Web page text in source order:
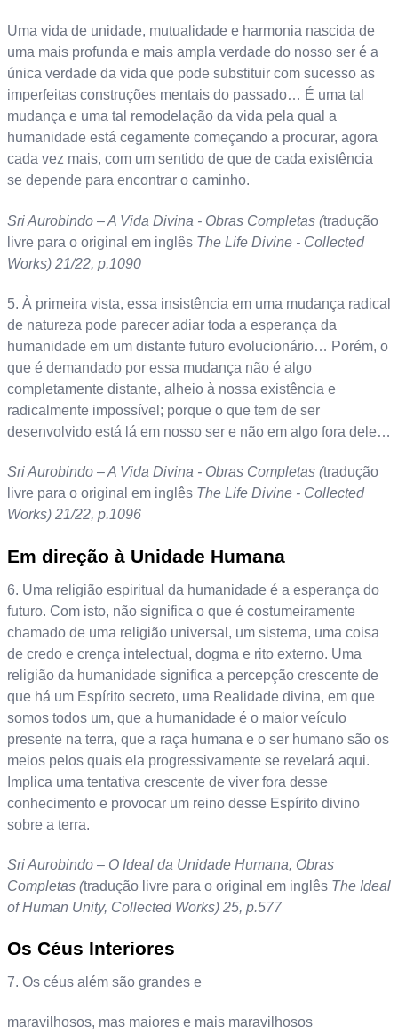
Uma vida de unidade, mutualidade e harmonia nascida de
uma mais profunda e mais ampla verdade do nosso ser é a
única verdade da vida que pode substituir com sucesso as
imperfeitas construções mentais do passado… É uma tal
mudança e uma tal remodelação da vida pela qual a
humanidade está cegamente começando a procurar, agora
cada vez mais, com um sentido de que de cada existência
se depende para encontrar o caminho.
Sri Aurobindo – A Vida Divina - Obras Completas (tradução
livre para o original em inglês The Life Divine - Collected
Works) 21/22, p.1090
5. À primeira vista, essa insistência em uma mudança radical
de natureza pode parecer adiar toda a esperança da
humanidade em um distante futuro evolucionário… Porém, o
que é demandado por essa mudança não é algo
completamente distante, alheio à nossa existência e
radicalmente impossível; porque o que tem de ser
desenvolvido está lá em nosso ser e não em algo fora dele…
Sri Aurobindo – A Vida Divina - Obras Completas (tradução
livre para o original em inglês The Life Divine - Collected
Works) 21/22, p.1096
Em direção à Unidade Humana
6. Uma religião espiritual da humanidade é a esperança do
futuro. Com isto, não significa o que é costumeiramente
chamado de uma religião universal, um sistema, uma coisa
de credo e crença intelectual, dogma e rito externo. Uma
religião da humanidade significa a percepção crescente de
que há um Espírito secreto, uma Realidade divina, em que
somos todos um, que a humanidade é o maior veículo
presente na terra, que a raça humana e o ser humano são os
meios pelos quais ela progressivamente se revelará aqui.
Implica uma tentativa crescente de viver fora desse
conhecimento e provocar um reino desse Espírito divino
sobre a terra.
Sri Aurobindo – O Ideal da Unidade Humana, Obras
Completas (tradução livre para o original em inglês The Ideal
of Human Unity, Collected Works) 25, p.577
Os Céus Interiores
7. Os céus além são grandes e
maravilhosos, mas maiores e mais maravilhosos